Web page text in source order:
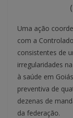
Uma ação
com a
consistentes de
irregularidades
à saúde em
preventiva de
dezenas de
da federação.